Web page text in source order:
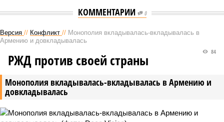
КОММЕНТАРИИ 0
Версия // Конфликт // Монополия вкладывалась-вкладывалась в
Армению и довкладывалась
Монополия вкладывалась-вкладывалась в Армению и
довкладывалась
84
РЖД против своей страны